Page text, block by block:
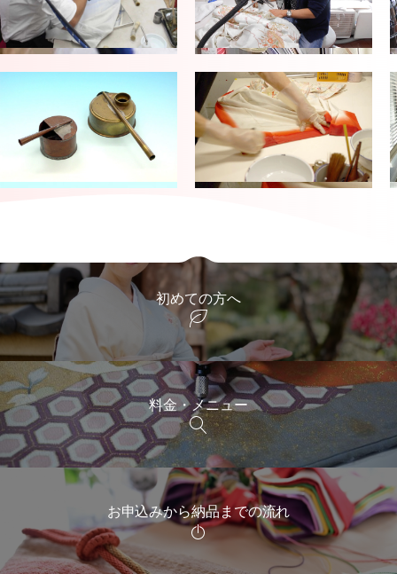
初めての方へ
料金・メニュー
お申込みから納品までの流れ